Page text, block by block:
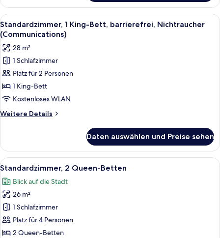
1 King-
Bett
Alle
Fotos
für
Standardzimmer,
1 King-
Bett,
barrierefrei,
Nichtraucher
(Communications)
anzeigen
Ein Hotelzimmer mit einem großen
8
Standardzimmer, 1 King-Bett, barrierefrei, Nichtraucher
(Communications)
28 m²
1 Schlafzimmer
Platz für 2 Personen
1 King-Bett
Kostenloses WLAN
Weitere Details
Weitere
1 King-
Bett,
barrierefrei,
(Communications)
Daten auswählen und Preise sehen
Alle
Fotos
für
Standardzimmer,
2 Queen-
Betten
anzeigen
Ein Hotelzimmer mit
9
Standardzimmer, 2 Queen-Betten
Blick auf die Stadt
26 m²
1 Schlafzimmer
Platz für 4 Personen
2 Queen-Betten